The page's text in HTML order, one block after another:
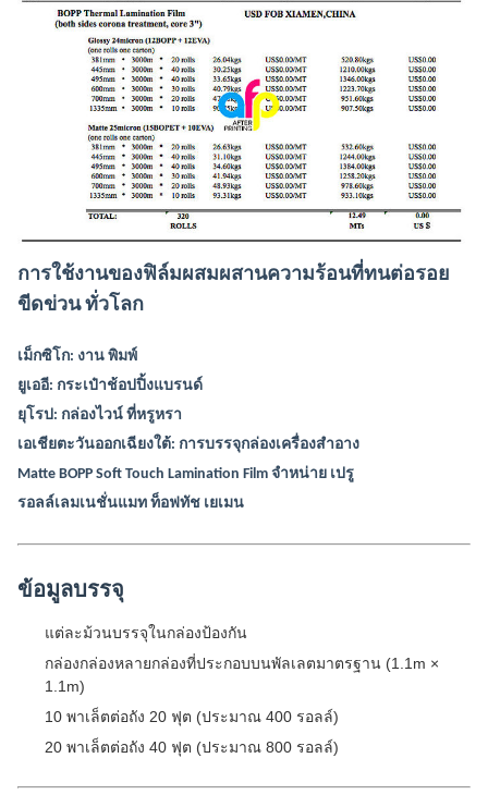
การใช้งานของฟิล์มผสมผสานความร้อนที่ทนต่อรอย
ขีดข่วน ทั่วโลก
เม็กซิโก: งาน พิมพ์
ยูเออี: กระเป๋าช้อปปิ้งแบรนด์
ยุโรป: กล่องไวน์ ที่หรูหรา
เอเชียตะวันออกเฉียงใต้: การบรรจุกล่องเครื่องสําอาง
Matte BOPP Soft Touch Lamination Film จําหน่าย เปรู
รอลล์เลมเนชั่นแมท ท็อฟทัช เยเมน
ข้อมูลบรรจุ
แต่ละม้วนบรรจุในกล่องป้องกัน
กล่องกล่องหลายกล่องที่ประกอบบนพัลเลตมาตรฐาน (1.1m ×
1.1m)
10 พาเล็ตต่อถัง 20 ฟุต (ประมาณ 400 รอลล์)
20 พาเล็ตต่อถัง 40 ฟุต (ประมาณ 800 รอลล์)